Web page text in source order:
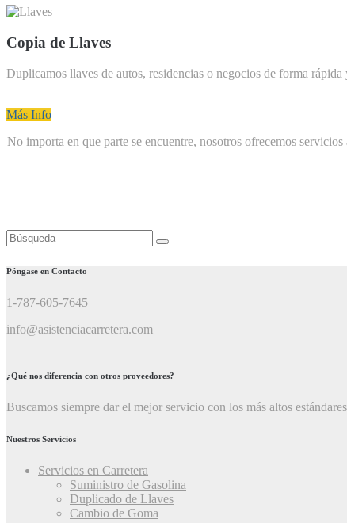
Copia de Llaves
Duplicamos llaves de autos, residencias o negocios de forma rápida
Más Info
No importa en que parte se encuentre, nosotros ofrecemos
Buscar:
Póngase en Contacto
1-787-605-7645
info@asistenciacarretera.com
¿Qué nos diferencia con otros proveedores?
Buscamos siempre dar el mejor servicio con los más altos
Nuestros Servicios
Servicios en Carretera
Suministro de Gasolina
Duplicado de Llaves
Cambio de Goma